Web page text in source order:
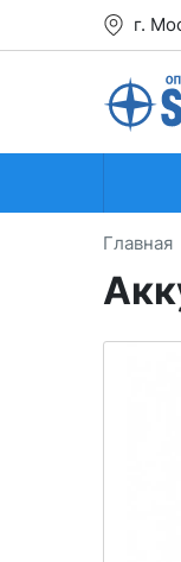
г.
Главная